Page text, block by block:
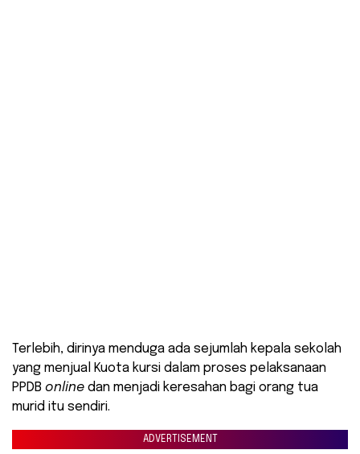
Terlebih, dirinya menduga ada sejumlah kepala sekolah
yang menjual Kuota kursi dalam proses pelaksanaan
PPDB online dan menjadi keresahan bagi orang tua
murid itu sendiri.
ADVERTISEMENT